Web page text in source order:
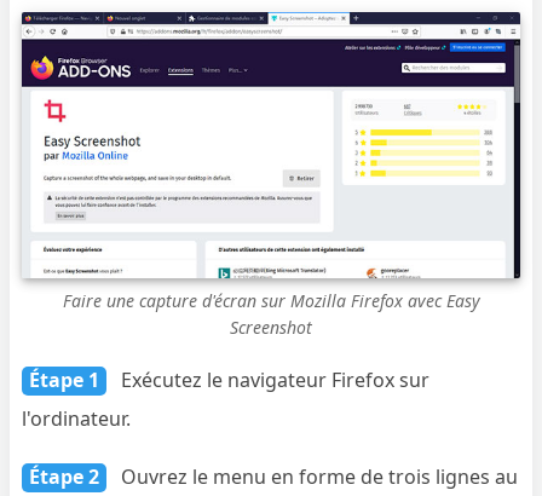
Faire une capture d'écran sur Mozilla Firefox avec Easy
Screenshot
Étape 1
Exécutez le navigateur Firefox sur
l'ordinateur.
Étape 2
Ouvrez le menu en forme de trois lignes au